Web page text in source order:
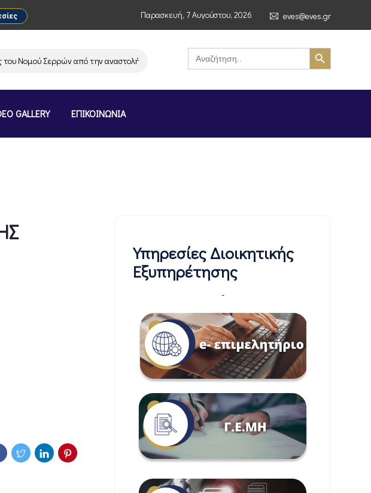
Παρασκευή, 7 Αυγούστου, 2026 eves@eves.gr
Νομού Σερρών από την αναστολή λειτουργίας της αλυσίδας σούπερ μάρκετ MERE στην Ελλάδα –
Search
for:
Search Button
GALLERY ΕΠΙΚΟΙΝΩΝΙΑ
Υπηρεσίες Διοικητικής
Εξυπηρέτησης
-